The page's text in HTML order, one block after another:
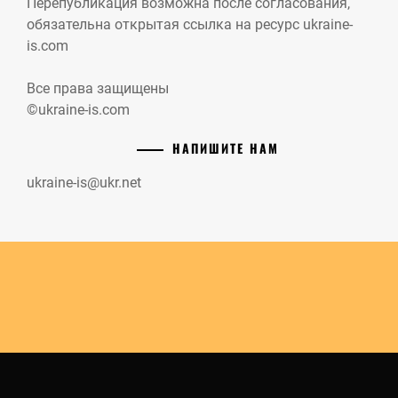
обязательна открытая ссылка на ресурс ukraine-
is.com
Все права защищены
©ukraine-is.com
НАПИШИТЕ НАМ
ukraine-is@ukr.net